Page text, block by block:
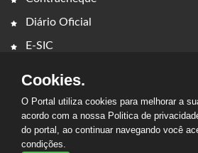
Diário Oficial
E-SIC
Cookies.
O Portal utiliza cookies para melhorar a
acordo com a nossa Politica de
do portal, ao continuar navegando você
condições.
2026 - PREFEITURA MUNICIPAL DE